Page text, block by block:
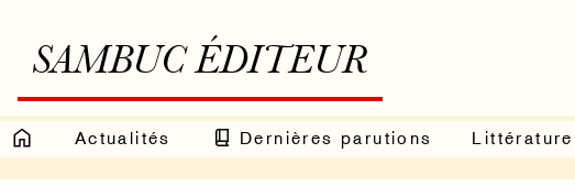
SAMBUC ÉDITEUR
Actualités Dernières parutions Littérature